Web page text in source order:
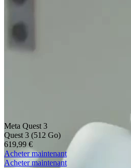
Meta Quest 3
Quest 3 (512 Go)
619,99 €
Acheter maintenant
Acheter maintenant